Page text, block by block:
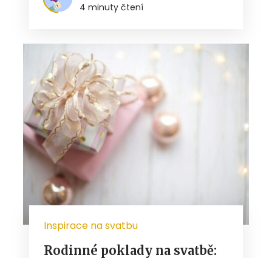
4 minuty čtení
Inspirace na svatbu
Rodinné poklady na svatbě: